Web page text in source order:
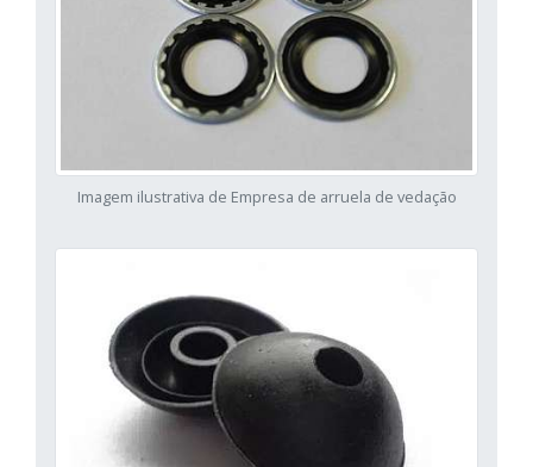
Imagem ilustrativa de Empresa de arruela de vedação